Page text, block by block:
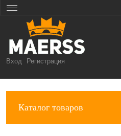
Вход Регистрация
Каталог товаров